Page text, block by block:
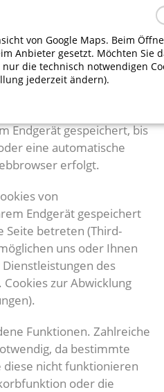
Textdateien und
keinen Schaden an. Sie
für die Dauer
oder dauerhaft
Ihrem Endgerät
werden nach Ende
gelöscht. Permanente
Endgerät gespeichert, bis
eine automatische
erfolgt.
von
Endgerät gespeichert
Seite betreten (Third-
uns oder Ihnen
des
zur Abwicklung
Funktionen. Zahlreiche
da bestimmte
nicht funktionieren
oder die
von Google Maps. Beim
Anbieter gesetzt. Möchten Sie
die technisch notwendigen
jederzeit ändern).